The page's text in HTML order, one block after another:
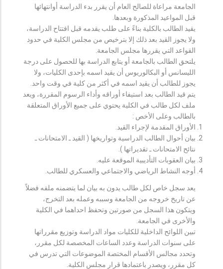
الجامعة مراعاة للصالح العام أن يقرر بدء الدراسة أوانتهائها
قبل المواعيد المذكورة وبعدها.
يقيد الطالب بالكلية بناءً على طلب يقدمه قبل افتتاح الدراسة،
ولا يجوز القيد بعد ذلك إلا بترخيص من مجلس الكلية في حدود
القواعد التي يقررها مجلس الجامعة.
يلتحق الطالب بالجامعة أو يتابع الدراسة بها للحصول على درجة
الليسانس أو البكالوريوس أن يقيد اسمه بإحدى الكليات، ولا
يجوز للطالب أن يقيد اسمه في أكثر من كلية في وقت واحد.
يتم قيد الطالب بعد استيفاء أوراقه وأداء الرسوم المقررة، ويعد
ملف لكل طالب في الكلية يحتوي على جميع الأوراق المتعلقة
بالطالب وعلى الأخص :
الأوراق المقدمة لإجراء القيد.
بيان أحوال الطالب الدراسية وتواريخها ( القيد ـ الامتحانات ـ
نتائح الامتحانات ـ تقديراتها ).
بيان العقوبات التأديبية الموقعة عليه.
أوجه النشاط الرياضي والاجتماعي والعسكري للطالب.
يعد سجل خاص لكل طالب يدون به بيان لما يتضمنه ملفه فضلاً
عن تاريخ خروجه من الجامعة وسببه وعمله بعد التخرج،
ويتكون هذا السجل من صورتين وتحفظ احداهما في الكلية
والأخرى في الجامعة.
تبين اللوائح الداخلية للكليات مواد الدراسة وتوزيع مقرراتها
على سنوات الدراسة وعدد الساعات المخصصة لكل مقرر،
وتحدد مجالس الأقسام المختصة الموضوعات التي تدرس في
كل مقرر، ويصدر باعتمادها قرار مجلس الكلية.